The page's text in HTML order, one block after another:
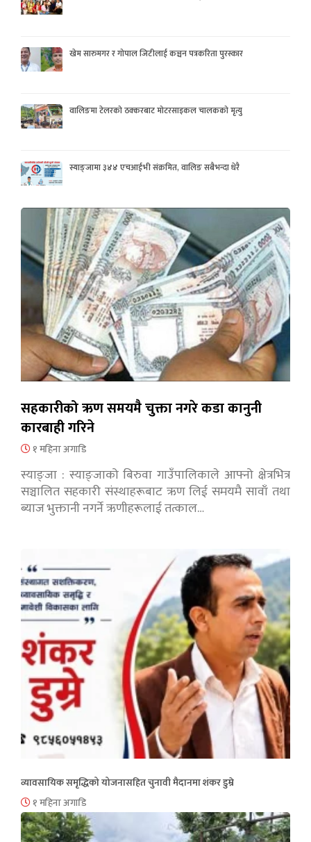
खेम सारुमगर र गोपाल जिटीलाई कञ्चन पत्रकरिता पुरस्कार
वालिङमा टेलरको ठक्करबाट मोटरसाइकल चालकको मृत्यु
स्याङ्जामा ३४४ एचआईभी संक्रमित, वालिङ सबैभन्दा धेरै
सहकारीको ऋण समयमै चुक्ता नगरे कडा कानुनी
कारबाही गरिने
१ महिना अगाडि
स्याङ्जा : स्याङ्जाको बिरुवा गाउँपालिकाले आफ्नो क्षेत्रभित्र
सञ्चालित सहकारी संस्थाहरूबाट ऋण लिई समयमै सावाँ तथा
ब्याज भुक्तानी नगर्ने ऋणीहरूलाई तत्काल…
व्यावसायिक समृद्धिको योजनासहित चुनावी मैदानमा शंकर डुम्रे
१ महिना अगाडि